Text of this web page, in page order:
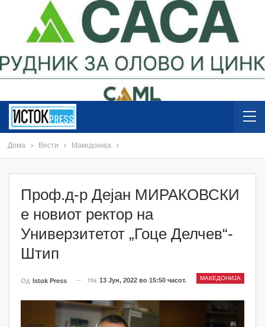
Дома Вести Македонија
Проф.д-р Дејан МИРАКОВСКИ
е новиот ректор на
Универзитетот „Гоце Делчев“-
Штип
МАКЕДОНИЈА
Од Istok Press На 13 Јун, 2022 во 15:50 часот.